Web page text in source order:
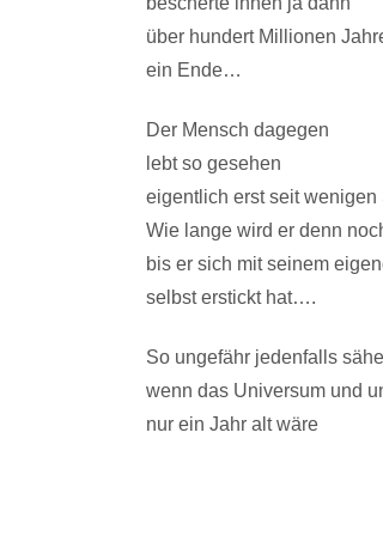
über hundert Millionen
ein Ende…
Der Mensch dagegen
lebt so gesehen
eigentlich erst seit wenigen
Wie lange wird er denn
bis er sich mit seinem
selbst erstickt hat….
So ungefähr jedenfalls
wenn das Universum und
nur ein Jahr alt wäre